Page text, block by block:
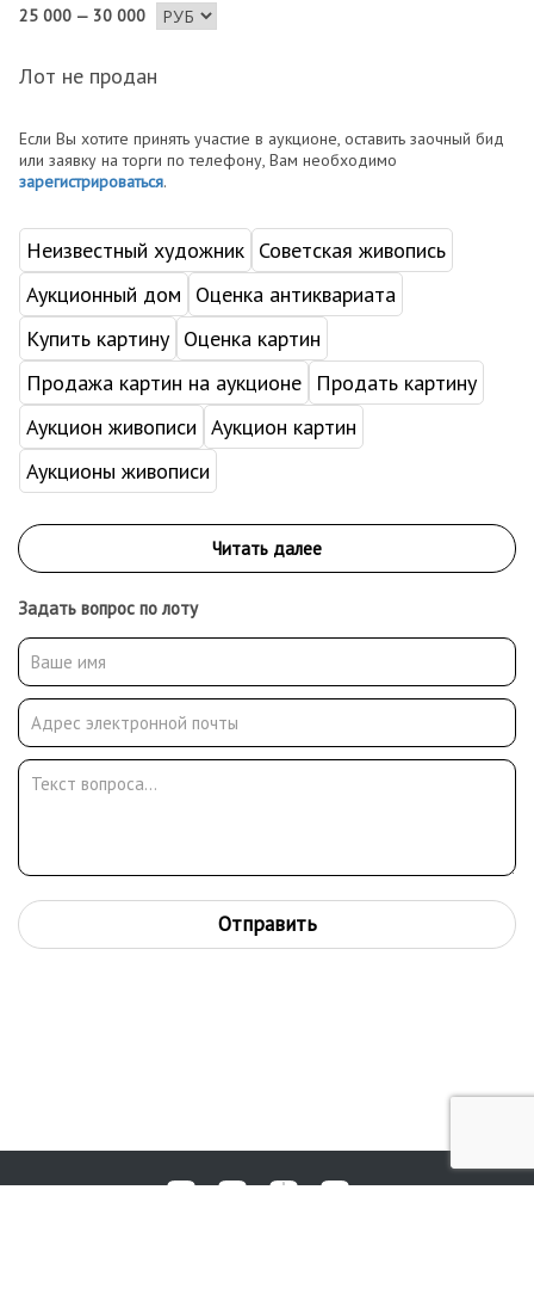
25 000 — 30 000
Лот не продан
Если Вы хотите принять участие в аукционе, оставить заочный бид
или заявку на торги по телефону, Вам необходимо
зарегистрироваться.
Неизвестный художник Советская живопись
Аукционный дом
Оценка антиквариата
Купить картину Оценка картин
Продажа картин на аукционе
Продать картину
Аукцион живописи Аукцион картин
Аукционы живописи
Задать вопрос по лоту
Отправить